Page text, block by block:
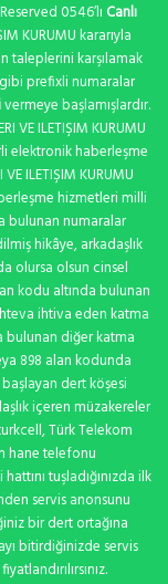
0546’lı Canlı
KURUMU kararıyla
taleplerini karşılamak
prefixli numaralar
vermeye başlamışlardır.
VE ILETIŞIM KURUMU
elektronik haberleşme
ILETIŞIM KURUMU
hizmetleri milli
bulunan numaralar
hikâye, arkadaşlık
olursa olsun cinsel
kodu altında bulunan
ihtiva eden katma
bulunan diğer katma
898 alan kodunda
dert köşesi
içeren müzakereler
Türk Telekom
hane telefonu
tuşladığınızda ilk
servis anonsunu
bir dert ortağına
bitirdiğinizde servis